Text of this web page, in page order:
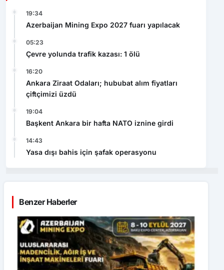
19:34
Azerbaijan Mining Expo 2027 fuarı yapılacak
05:23
Çevre yolunda trafik kazası: 1 ölü
16:20
Ankara Ziraat Odaları; hububat alım fiyatları
çiftçimizi üzdü
19:04
Başkent Ankara bir hafta NATO iznine girdi
14:43
Yasa dışı bahis için şafak operasyonu
Benzer Haberler